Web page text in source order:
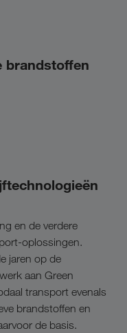
brandstoffen
en de verdere
oplossingen.
jaren op de
aan Green
transport evenals
brandstoffen en
de basis.